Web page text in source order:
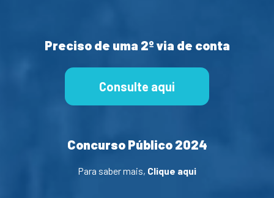
Preciso de uma 2º via de conta
Consulte aqui
Concurso Público 2024
Para saber mais, Clique aqui